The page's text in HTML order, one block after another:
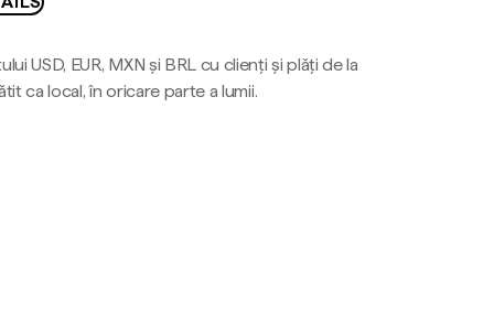
USD, EUR, MXN și BRL cu clienți și plăți de la
ca local, în oricare parte a lumii.